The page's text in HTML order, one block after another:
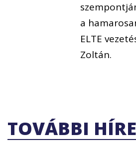
a
ELTE
Zoltán.
TOVÁBBI